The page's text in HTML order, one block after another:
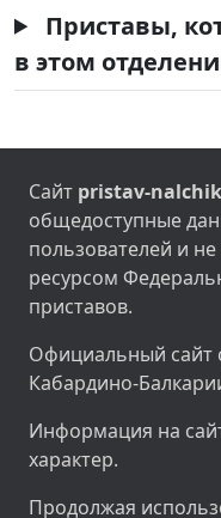
Приставы,
в этом
Сайт pristav-
общедоступные
пользователей и
ресурсом
приставов.
Официальный сайт
Кабардино-
Информация на
характер.
Продолжая